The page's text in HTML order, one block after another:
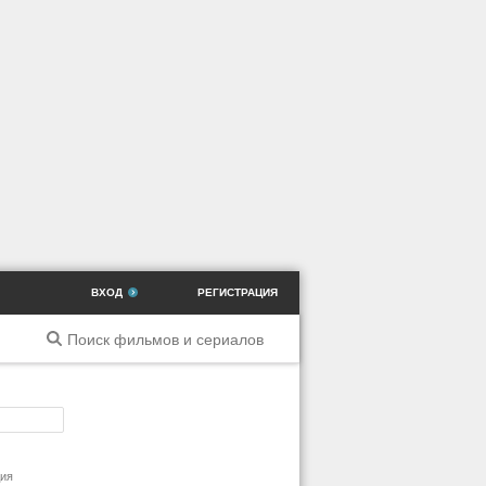
ВХОД РЕГИСТРАЦИЯ